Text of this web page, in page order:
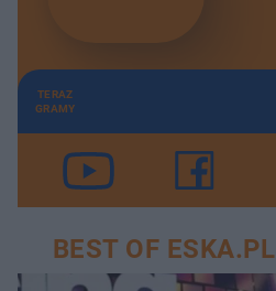
TERAZ
GRAMY
BEST OF ESKA.PL